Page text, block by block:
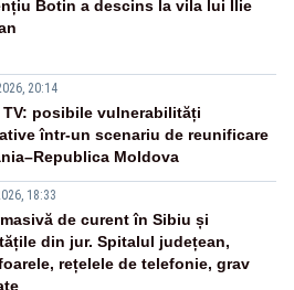
Botin a descins la vila lui Ilie
20:14
TV: posibile vulnerabilități
într-un scenariu de reunificare
Moldova
18:33
de curent în Sibiu și
din jur. Spitalul județean,
rețelele de telefonie, grav